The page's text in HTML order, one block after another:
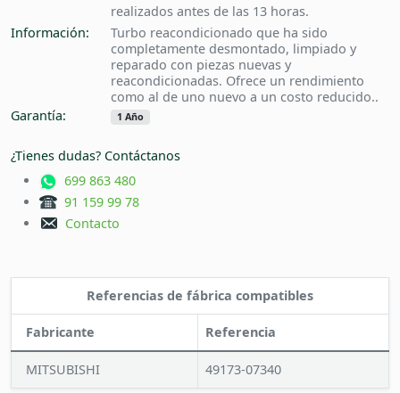
realizados antes de las 13 horas.
Información:
Turbo reacondicionado que ha sido
completamente desmontado, limpiado y
reparado con piezas nuevas y
reacondicionadas. Ofrece un rendimiento
como al de uno nuevo a un costo reducido..
Garantía:
1 Año
¿Tienes dudas? Contáctanos
699 863 480
91 159 99 78
Contacto
Referencias de fábrica compatibles
Fabricante Referencia
MITSUBISHI 49173-07340